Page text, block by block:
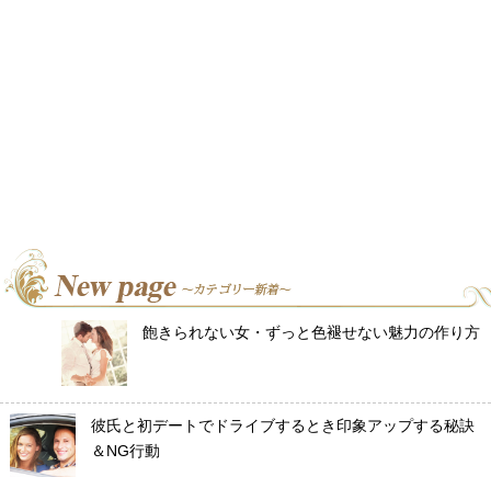
飽きられない女・ずっと色褪せない魅力の作り方
彼氏と初デートでドライブするとき印象アップする秘訣
＆NG行動